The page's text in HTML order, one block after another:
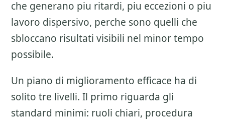
che generano piu ritardi, piu eccezioni o piu
lavoro dispersivo, perche sono quelli che
sbloccano risultati visibili nel minor tempo
possibile.
Un piano di miglioramento efficace ha di
solito tre livelli. Il primo riguarda gli
standard minimi: ruoli chiari, procedura